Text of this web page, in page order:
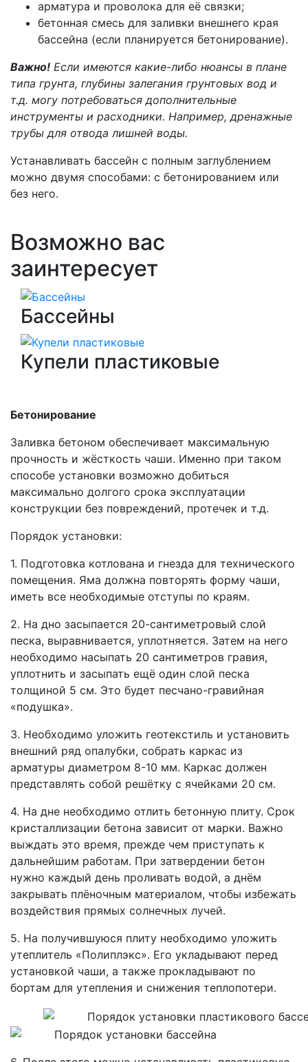
арматура и проволока для её связки;
бетонная смесь для заливки внешнего края
бассейна (если планируется бетонирование).
Важно! Если имеются какие-либо нюансы в плане
типа грунта, глубины залегания грунтовых вод и
т.д. могу потребоваться дополнительные
инструменты и расходники. Например, дренажные
трубы для отвода лишней воды.
Устанавливать бассейн с полным заглублением
можно двумя способами: с бетонированием или
без него.
Возможно вас
заинтересует
Бассейны
Купели пластиковые
Бетонирование
Заливка бетоном обеспечивает максимальную
прочность и жёсткость чаши. Именно при таком
способе установки возможно добиться
максимально долгого срока эксплуатации
конструкции без повреждений, протечек и т.д.
Порядок установки:
1. Подготовка котлована и гнезда для технического
помещения. Яма должна повторять форму чаши,
иметь все необходимые отступы по краям.
2. На дно засыпается 20-сантиметровый слой
песка, выравнивается, уплотняется. Затем на него
необходимо насыпать 20 сантиметров гравия,
уплотнить и засыпать ещё один слой песка
толщиной 5 см. Это будет песчано-гравийная
«подушка».
3. Необходимо уложить геотекстиль и установить
внешний ряд опалубки, собрать каркас из
арматуры диаметром 8-10 мм. Каркас должен
представлять собой решётку с ячейками 20 см.
4. На дне необходимо отлить бетонную плиту. Срок
кристаллизации бетона зависит от марки. Важно
выждать это время, прежде чем приступать к
дальнейшим работам. При затвердении бетон
нужно каждый день проливать водой, а днём
закрывать плёночным материалом, чтобы избежать
воздействия прямых солнечных лучей.
5. На получившуюся плиту необходимо уложить
утеплитель «Полиплэкс». Его укладывают перед
установкой чаши, а также прокладывают по
бортам для утепления и снижения теплопотери.